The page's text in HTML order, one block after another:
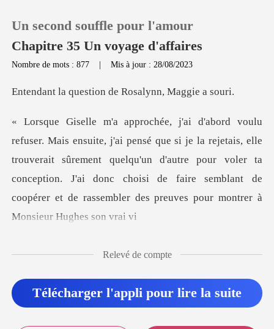
Recharger
Historique
Déconnexion
Un second souffle pour l'amour
Chapitre 35 Un voyage d'affaires
Nombre de mots : 877 |Mis à jour : 28/08/2023
tion de Rosalynn,
rejetais, elle
trouverait sûrement quelqu'un d'autre pour voler ta
conception. J'ai donc choisi d
Relevé de compte
Télécharger l'appli pour lire la suite